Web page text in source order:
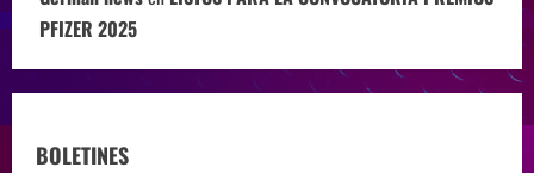
PFIZER 2025
BOLETINES